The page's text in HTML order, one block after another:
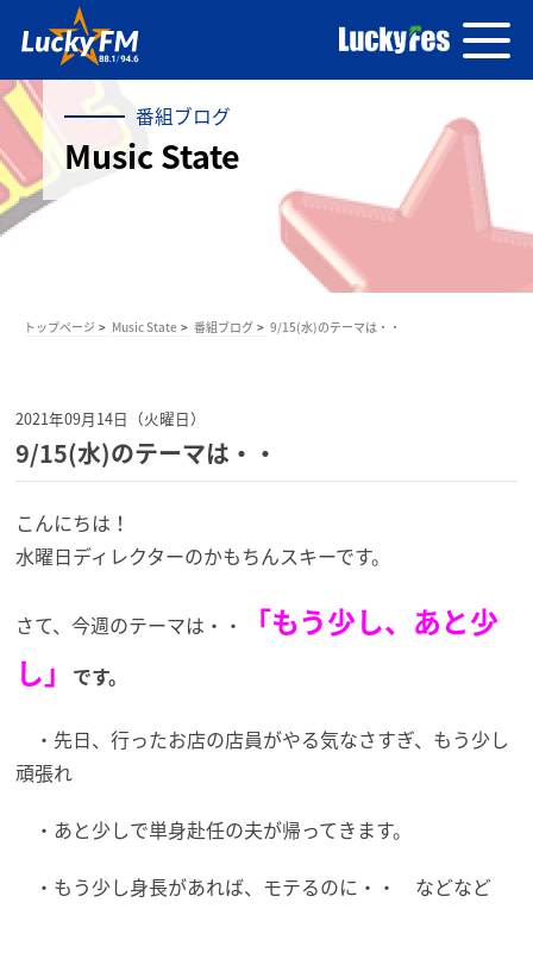
番組ブログ
Music State
トップページ Music State 番組ブログ 9/15(水)のテーマは・・
2021年09月14日（火曜日）
9/15(水)のテーマは・・
こんにちは！
水曜日ディレクターのかもちんスキーです。
さて、今週のテーマは・・
「もう少し、あと少
し」
です。
・先日、行ったお店の店員がやる気なさすぎ、もう少し
頑張れ
・あと少しで単身赴任の夫が帰ってきます。
・もう少し身長があれば、モテるのに・・ などなど